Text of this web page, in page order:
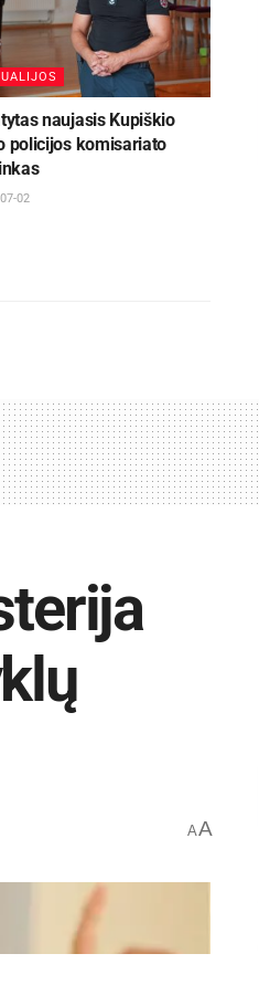
naujasis Kupiškio
policijos komisariato
02
AA